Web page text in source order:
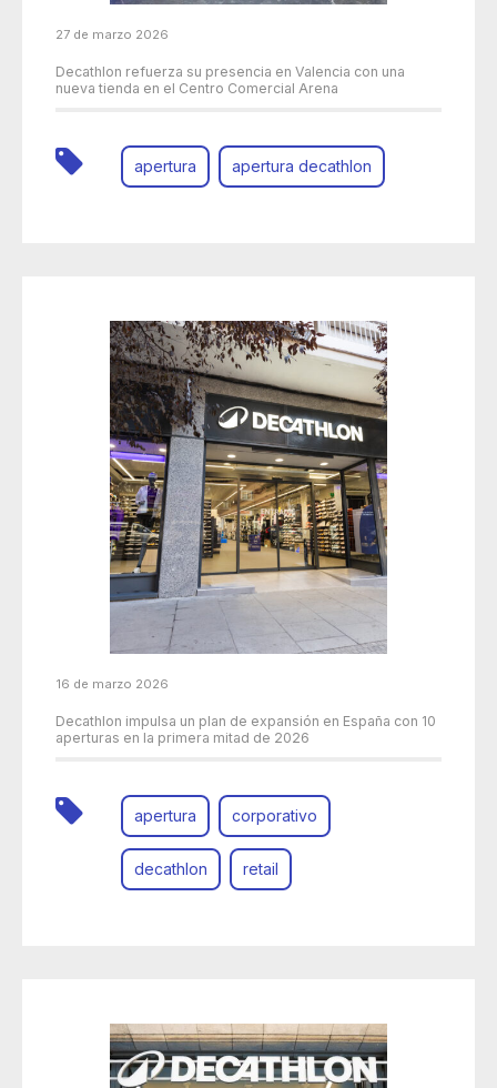
27 de marzo 2026
Decathlon refuerza su presencia en Valencia con una
nueva tienda en el Centro Comercial Arena
apertura apertura decathlon
16 de marzo 2026
Decathlon impulsa un plan de expansión en España con 10
aperturas en la primera mitad de 2026
apertura corporativo
decathlon retail